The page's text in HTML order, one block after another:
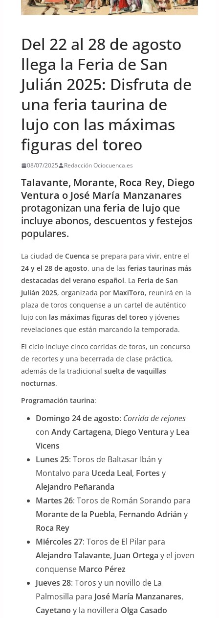
Del 22 al 28 de agosto
llega la Feria de San
Julián 2025: Disfruta de
una feria taurina de
lujo con las máximas
figuras del toreo
08/07/2025 Redacción Ociocuenca.es
Talavante, Morante, Roca Rey, Diego
Ventura o José María Manzanares
protagonizan una feria de lujoque
incluye abonos, descuentos y festejos
populares.
La ciudad de Cuenca se prepara para vivir, entre el
24 y el 28 de agosto, una de las ferias taurinas más
destacadas del verano español. La Feria de San
Julián 2025, organizada por MaxiToro, reunirá en la
plaza de toros conquense a un cartel de auténtico
lujo con las máximas figuras del toreo y jóvenes
revelaciones que están marcando la temporada.
El ciclo incluye cinco corridas de toros, un concurso
de recortes y una becerrada de clase práctica,
además de la tradicional suelta de vaquillas
nocturnas.
Programación taurina:
Domingo 24 de agosto: Corrida de rejones
con Andy Cartagena, Diego Ventura y Lea
Vicens
Lunes 25: Toros de Baltasar Ibán y
Montalvo para Uceda Leal, Fortes y
Alejandro Peñaranda
Martes 26: Toros de Román Sorando para
Morante de la Puebla, Fernando Adrián y
Roca Rey
Miércoles 27: Toros de El Pilar para
Alejandro Talavante, Juan Ortega y el joven
conquense Marco Pérez
Jueves 28: Toros y un novillo de La
Palmosilla para José María Manzanares,
Cayetano y la novillera Olga Casado